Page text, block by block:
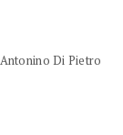
Di Pietro